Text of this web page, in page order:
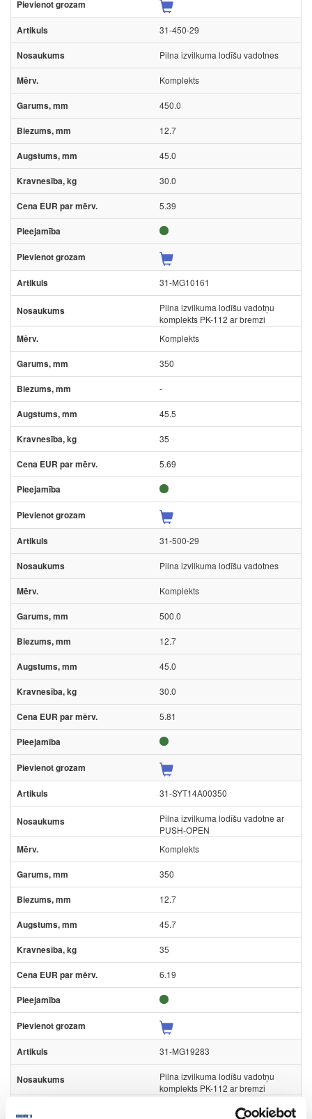
31-450-29
Pilna izvilkuma lodīšu vadotnes
Komplekts
450.0
12.7
45.0
30.0
5.39
31-MG10161
Pilna izvilkuma lodīšu vadotņu
komplekts PK-112 ar bremzi
Komplekts
350
-
45.5
35
5.69
31-500-29
Pilna izvilkuma lodīšu vadotnes
Komplekts
500.0
12.7
45.0
30.0
5.81
31-SYT14A00350
Pilna izvilkuma lodīšu vadotne ar
PUSH-OPEN
Komplekts
350
12.7
45.7
35
6.19
31-MG19283
Pilna izvilkuma lodīšu vadotņu
komplekts PK-112 ar bremzi